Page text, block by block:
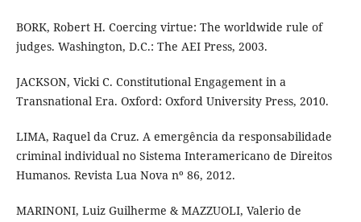
BORK, Robert H. Coercing virtue: The worldwide rule of
judges. Washington, D.C.: The AEI Press, 2003.
JACKSON, Vicki C. Constitutional Engagement in a
Transnational Era. Oxford: Oxford University Press, 2010.
LIMA, Raquel da Cruz. A emergência da responsabilidade
criminal individual no Sistema Interamericano de Direitos
Humanos. Revista Lua Nova nº 86, 2012.
MARINONI, Luiz Guilherme & MAZZUOLI, Valerio de